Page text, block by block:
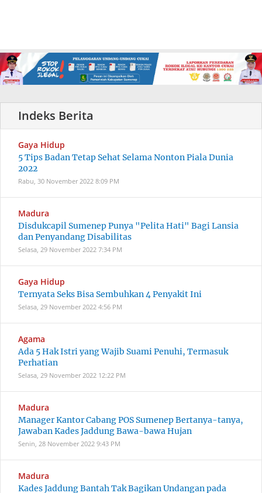
Gaya Hidup
5 Tips Badan Tetap Sehat Selama Nonton Piala Dunia
2022
Rabu, 30 November 2022 8:09 PM
Madura
Disdukcapil Sumenep Punya "Pelita Hati" Bagi Lansia
dan Penyandang Disabilitas
Selasa, 29 November 2022 7:34 PM
Gaya Hidup
Ternyata Seks Bisa Sembuhkan 4 Penyakit Ini
Selasa, 29 November 2022 4:56 PM
Agama
Ada 5 Hak Istri yang Wajib Suami Penuhi, Termasuk
Perhatian
Selasa, 29 November 2022 12:22 PM
Madura
Manager Kantor Cabang POS Sumenep Bertanya-tanya,
Jawaban Kades Jaddung Bawa-bawa Hujan
Senin, 28 November 2022 9:43 PM
Madura
Kades Jaddung Bantah Tak Bagikan Undangan pada